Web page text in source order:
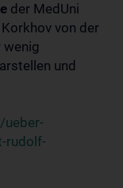
der MedUni
von der
wenig
und
rudolf-